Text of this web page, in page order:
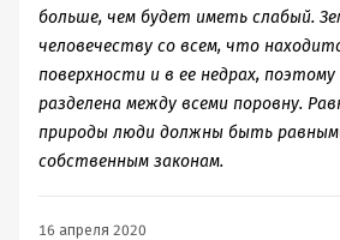
больше, чем будет иметь слабый.
человечеству со всем, что
поверхности и в ее недрах,
разделена между всеми поровну.
природы люди должны быть
собственным законам.
16 апреля 2020